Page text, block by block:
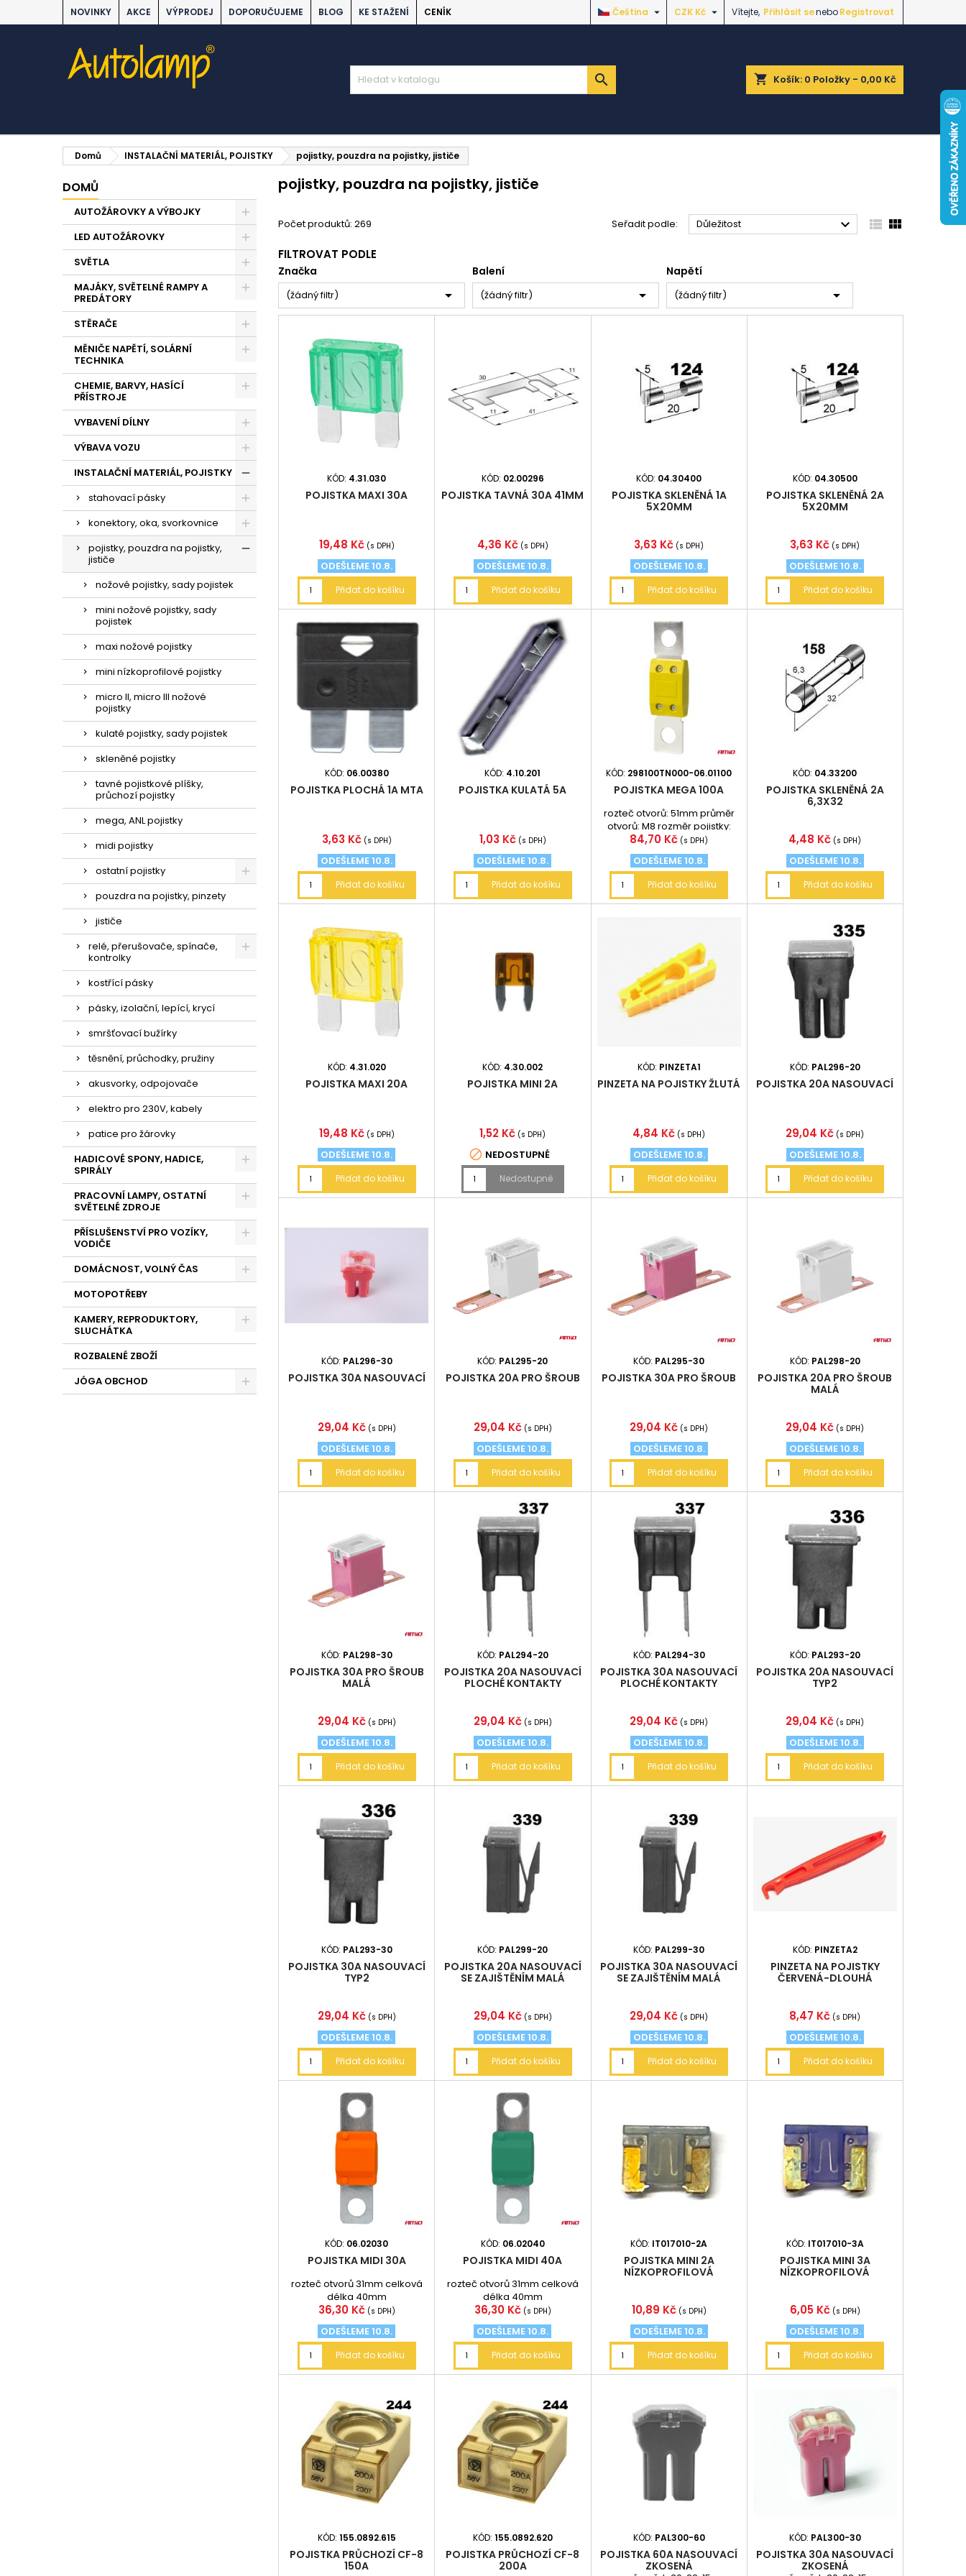
NOVINKY AKCE VÝPRODEJ DOPORUČUJEME BLOG KE STAŽENÍ CENÍK Vítejte, Přihlásit seneboRegistrovat
CZK Kč 
Čeština 
shopping_cart Košík: 0 Položky - 0,00 Kč

Domů INSTALAČNÍ MATERIÁL, POJISTKY pojistky, pouzdra na pojistky, jističe
DOMŮ
AUTOŽÁROVKY A VÝBOJKY
LED AUTOŽÁROVKY
SVĚTLA
MAJÁKY, SVĚTELNÉ RAMPY A
PREDÁTORY
STĚRAČE
MĚNIČE NAPĚTÍ, SOLÁRNÍ
TECHNIKA
CHEMIE, BARVY, HASÍCÍ
PŘÍSTROJE
VYBAVENÍ DÍLNY
VÝBAVA VOZU
INSTALAČNÍ MATERIÁL, POJISTKY
stahovací pásky
konektory, oka, svorkovnice
pojistky, pouzdra na pojistky,
jističe
nožové pojistky, sady pojistek
mini nožové pojistky, sady
pojistek
maxi nožové pojistky
mini nízkoprofilové pojistky
micro II, micro III nožové
pojistky
kulaté pojistky, sady pojistek
skleněné pojistky
tavné pojistkové plíšky,
průchozí pojistky
mega, ANL pojistky
midi pojistky
ostatní pojistky
pouzdra na pojistky, pinzety
jističe
relé, přerušovače, spínače,
kontrolky
kostřící pásky
pásky, izolační, lepící, krycí
smršťovací bužírky
těsnění, průchodky, pružiny
akusvorky, odpojovače
elektro pro 230V, kabely
patice pro žárovky
HADICOVÉ SPONY, HADICE,
SPIRÁLY
PRACOVNÍ LAMPY, OSTATNÍ
SVĚTELNÉ ZDROJE
PŘÍSLUŠENSTVÍ PRO VOZÍKY,
VODIČE
DOMÁCNOST, VOLNÝ ČAS
MOTOPOTŘEBY
KAMERY, REPRODUKTORY,
SLUCHÁTKA
ROZBALENÉ ZBOŽÍ
JÓGA OBCHOD
pojistky, pouzdra na pojistky, jističe
Počet produktů: 269 Seřadit podle: Důležitost   
FILTROVAT PODLE
Značka
(žádný filtr) 
Balení
(žádný filtr) 
Napětí
(žádný filtr) 
KÓD: 4.31.030
POJISTKA MAXI 30A
Cena
19,48 Kč (s DPH)
ODEŠLEME 10.8.
Přidat do košíku
KÓD: 02.00296
POJISTKA TAVNÁ 30A 41MM
Cena
4,36 Kč (s DPH)
ODEŠLEME 10.8.
Přidat do košíku
KÓD: 04.30400
POJISTKA SKLENĚNÁ 1A
5X20MM
Cena
3,63 Kč (s DPH)
ODEŠLEME 10.8.
Přidat do košíku
KÓD: 04.30500
POJISTKA SKLENĚNÁ 2A
5X20MM
Cena
3,63 Kč (s DPH)
ODEŠLEME 10.8.
Přidat do košíku
KÓD: 06.00380
POJISTKA PLOCHÁ 1A MTA
Cena
3,63 Kč (s DPH)
ODEŠLEME 10.8.
Přidat do košíku
KÓD: 4.10.201
POJISTKA KULATÁ 5A
Cena
1,03 Kč (s DPH)
ODEŠLEME 10.8.
Přidat do košíku
KÓD: 298100TN000-06.01100
POJISTKA MEGA 100A
rozteč otvorů: 51mm průměr
otvorů: M8 rozměr pojistky:
69x19mm
Cena
84,70 Kč (s DPH)
ODEŠLEME 10.8.
Přidat do košíku
KÓD: 04.33200
POJISTKA SKLENĚNÁ 2A
6,3X32
Cena
4,48 Kč (s DPH)
ODEŠLEME 10.8.
Přidat do košíku
KÓD: 4.31.020
POJISTKA MAXI 20A
Cena
19,48 Kč (s DPH)
ODEŠLEME 10.8.
Přidat do košíku
KÓD: 4.30.002
POJISTKA MINI 2A
Cena
1,52 Kč (s DPH)
 NEDOSTUPNÉ
Nedostupné
KÓD: PINZETA1
PINZETA NA POJISTKY ŽLUTÁ
Cena
4,84 Kč (s DPH)
ODEŠLEME 10.8.
Přidat do košíku
KÓD: PAL296-20
POJISTKA 20A NASOUVACÍ
Cena
29,04 Kč (s DPH)
ODEŠLEME 10.8.
Přidat do košíku
KÓD: PAL296-30
POJISTKA 30A NASOUVACÍ
Cena
29,04 Kč (s DPH)
ODEŠLEME 10.8.
Přidat do košíku
KÓD: PAL295-20
POJISTKA 20A PRO ŠROUB
Cena
29,04 Kč (s DPH)
ODEŠLEME 10.8.
Přidat do košíku
KÓD: PAL295-30
POJISTKA 30A PRO ŠROUB
Cena
29,04 Kč (s DPH)
ODEŠLEME 10.8.
Přidat do košíku
KÓD: PAL298-20
POJISTKA 20A PRO ŠROUB
MALÁ
Cena
29,04 Kč (s DPH)
ODEŠLEME 10.8.
Přidat do košíku
KÓD: PAL298-30
POJISTKA 30A PRO ŠROUB
MALÁ
Cena
29,04 Kč (s DPH)
ODEŠLEME 10.8.
Přidat do košíku
KÓD: PAL294-20
POJISTKA 20A NASOUVACÍ
PLOCHÉ KONTAKTY
Cena
29,04 Kč (s DPH)
ODEŠLEME 10.8.
Přidat do košíku
KÓD: PAL294-30
POJISTKA 30A NASOUVACÍ
PLOCHÉ KONTAKTY
Cena
29,04 Kč (s DPH)
ODEŠLEME 10.8.
Přidat do košíku
KÓD: PAL293-20
POJISTKA 20A NASOUVACÍ
TYP2
Cena
29,04 Kč (s DPH)
ODEŠLEME 10.8.
Přidat do košíku
KÓD: PAL293-30
POJISTKA 30A NASOUVACÍ
TYP2
Cena
29,04 Kč (s DPH)
ODEŠLEME 10.8.
Přidat do košíku
KÓD: PAL299-20
POJISTKA 20A NASOUVACÍ
SE ZAJIŠTĚNÍM MALÁ
Cena
29,04 Kč (s DPH)
ODEŠLEME 10.8.
Přidat do košíku
KÓD: PAL299-30
POJISTKA 30A NASOUVACÍ
SE ZAJIŠTĚNÍM MALÁ
Cena
29,04 Kč (s DPH)
ODEŠLEME 10.8.
Přidat do košíku
KÓD: PINZETA2
PINZETA NA POJISTKY
ČERVENÁ-DLOUHÁ
Cena
8,47 Kč (s DPH)
ODEŠLEME 10.8.
Přidat do košíku
KÓD: 06.02030
POJISTKA MIDI 30A
rozteč otvorů 31mm celková
délka 40mm
Cena
36,30 Kč (s DPH)
ODEŠLEME 10.8.
Přidat do košíku
KÓD: 06.02040
POJISTKA MIDI 40A
rozteč otvorů 31mm celková
délka 40mm
Cena
36,30 Kč (s DPH)
ODEŠLEME 10.8.
Přidat do košíku
KÓD: IT017010-2A
POJISTKA MINI 2A
NÍZKOPROFILOVÁ
Cena
10,89 Kč (s DPH)
ODEŠLEME 10.8.
Přidat do košíku
KÓD: IT017010-3A
POJISTKA MINI 3A
NÍZKOPROFILOVÁ
Cena
6,05 Kč (s DPH)
ODEŠLEME 10.8.
Přidat do košíku
KÓD: 155.0892.615
POJISTKA PRŮCHOZÍ CF-8
150A
KÓD: 155.0892.620
POJISTKA PRŮCHOZÍ CF-8
200A
KÓD: PAL300-60
POJISTKA 60A NASOUVACÍ
ZKOSENÁ
KÓD: PAL300-30
POJISTKA 30A NASOUVACÍ
ZKOSENÁ